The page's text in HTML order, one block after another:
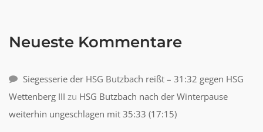
Neueste Kommentare
Siegesserie der HSG Butzbach reißt – 31:32 gegen HSG
Wettenberg III zu HSG Butzbach nach der Winterpause
weiterhin ungeschlagen mit 35:33 (17:15)